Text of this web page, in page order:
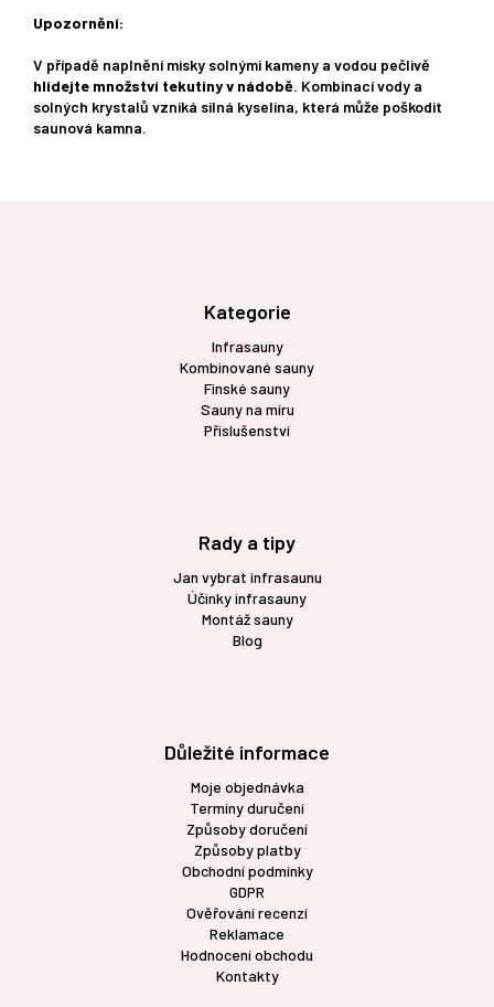
Upozornění:
V případě naplnění misky solnými kameny a vodou pečlivě
hlídejte množství tekutiny v nádobě. Kombinací vody a
solných krystalů vzniká silná kyselina, která může poškodit
saunová kamna.
Kategorie
Infrasauny
Kombinované sauny
Finské sauny
Sauny na míru
Příslušenství
Rady a tipy
Jan vybrat infrasaunu
Účinky infrasauny
Montáž sauny
Blog
Důležité informace
Moje objednávka
Termíny duručení
Způsoby doručení
Způsoby platby
Obchodní podmínky
GDPR
Ověřování recenzí
Reklamace
Hodnocení obchodu
Kontakty